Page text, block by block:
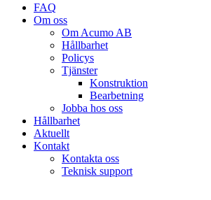
FAQ
Om oss
Om Acumo AB
Hållbarhet
Policys
Tjänster
Konstruktion
Bearbetning
Jobba hos oss
Hållbarhet
Aktuellt
Kontakt
Kontakta oss
Teknisk support